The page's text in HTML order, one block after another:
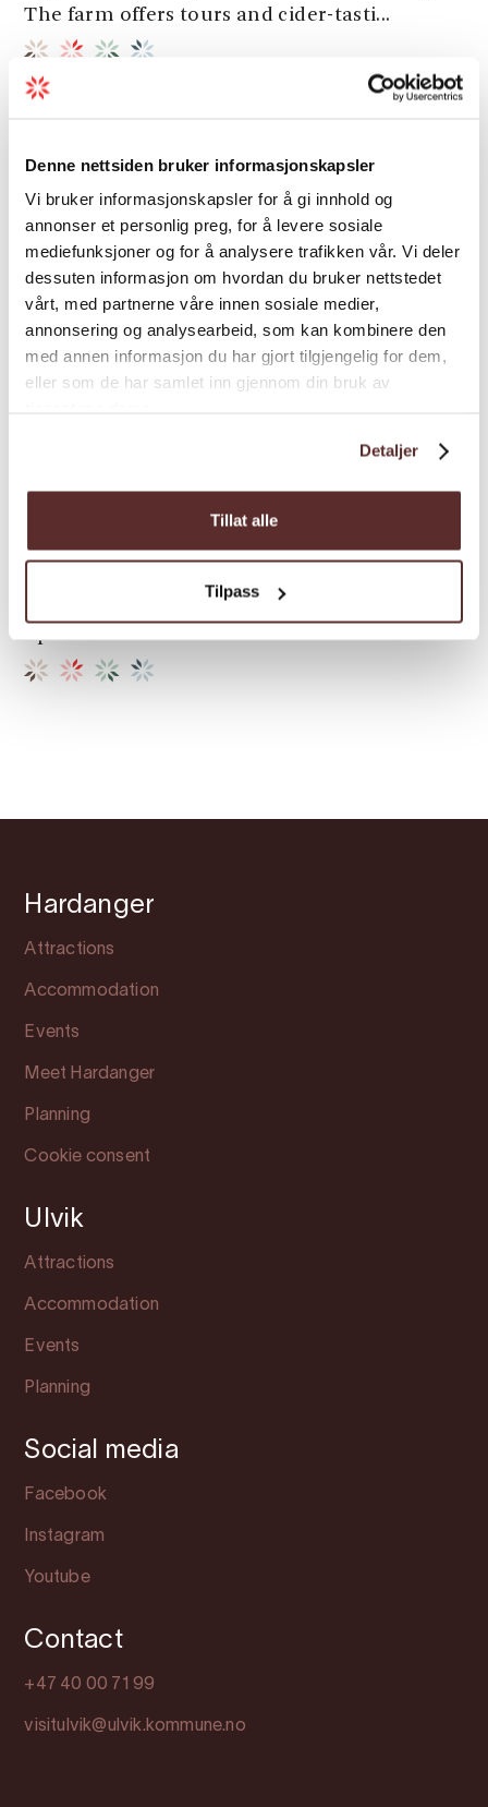
Denne nettsiden bruker informasjonskapsler
Vi bruker informasjonskapsler for å gi innhold og
annonser et personlig preg, for å levere sosiale
mediefunksjoner og for å analysere trafikken vår. Vi deler
dessuten informasjon om hvordan du bruker nettstedet
vårt, med partnerne våre innen sosiale medier,
annonsering og analysearbeid, som kan kombinere den
med annen informasjon du har gjort tilgjengelig for dem,
eller som de har samlet inn gjennom din bruk av
Detaljer
Tillat alle
Tilpass
The farm offers tours and cider-tasti...
Syse Gard
Syse Gard in Ulvik offers flavorful experiences
traditionally cured lamb. Farm shop and café
Hardanger
Attractions
Accommodation
Events
Meet Hardanger
Planning
Cookie consent
Ulvik
Attractions
Accommodation
Events
Planning
Social media
Facebook
Instagram
Youtube
Contact
+47 40 00 71 99
visitulvik@ulvik.kommune.no